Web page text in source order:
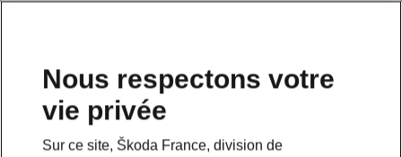
Nous respectons votre
vie privée
Sur ce site, Škoda France, division de